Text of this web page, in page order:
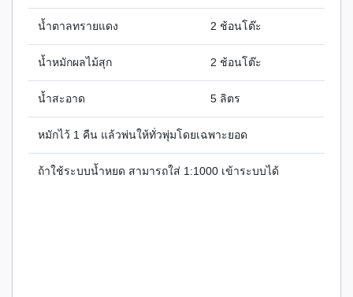
น้ำตาลทรายแดง 2 ช้อนโต๊ะ
น้ำหมักผลไม้สุก 2 ช้อนโต๊ะ
น้ำสะอาด 5 ลิตร
หมักไว้ 1 คืน แล้วพ่นให้ทั่วพุ่มโดยเฉพาะยอด
ถ้าใช้ระบบน้ำหยด สามารถใส่ 1:1000 เข้าระบบได้